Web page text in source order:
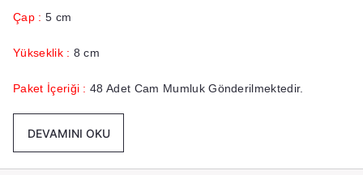
Çap : 5 cm
Yükseklik : 8 cm
Paket İçeriği : 48 Adet Cam Mumluk Gönderilmektedir.
DEVAMINI OKU